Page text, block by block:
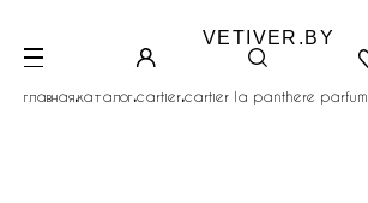
VETIVER.BY
главная.каталог.cartier.cartier la panthere parfum